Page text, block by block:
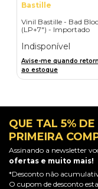
Bastille
Vinil Bastille - Bad
(LP+7") - Importado
Indisponível
Avise-me quando
ao estoque
QUE TAL 5%
PRIMEIRA
Assinando a newsletter
ofertas e muito mais!
*Desconto não
O cupom de desconto